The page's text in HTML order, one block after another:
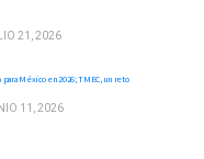
21, 2026
México en 2026; TMEC, un reto
11, 2026